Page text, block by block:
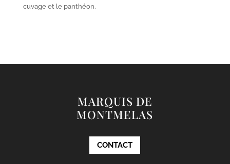
cuvage et le panthéon.
MARQUIS DE
MONTMELAS
CONTACT